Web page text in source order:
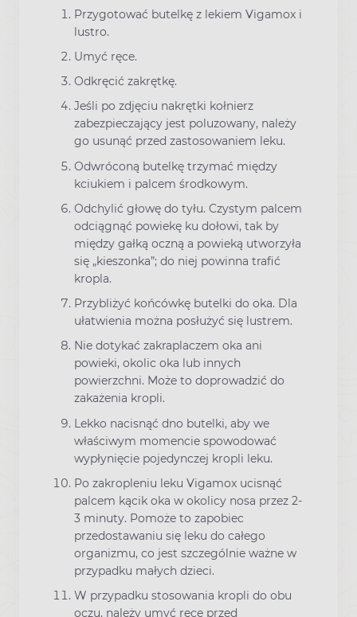
Przygotować butelkę z lekiem Vigamox i
lustro.
Umyć ręce.
Odkręcić zakrętkę.
Jeśli po zdjęciu nakrętki kołnierz
zabezpieczający jest poluzowany, należy
go usunąć przed zastosowaniem leku.
Odwróconą butelkę trzymać między
kciukiem i palcem środkowym.
Odchylić głowę do tyłu. Czystym palcem
odciągnąć powiekę ku dołowi, tak by
między gałką oczną a powieką utworzyła
się „kieszonka”; do niej powinna trafić
kropla.
Przybliżyć końcówkę butelki do oka. Dla
ułatwienia można posłużyć się lustrem.
Nie dotykać zakraplaczem oka ani
powieki, okolic oka lub innych
powierzchni. Może to doprowadzić do
zakażenia kropli.
Lekko nacisnąć dno butelki, aby we
właściwym momencie spowodować
wypłynięcie pojedynczej kropli leku.
Po zakropleniu leku Vigamox ucisnąć
palcem kącik oka w okolicy nosa przez 2-
3 minuty. Pomoże to zapobiec
przedostawaniu się leku do całego
organizmu, co jest szczególnie ważne w
przypadku małych dzieci.
W przypadku stosowania kropli do obu
oczu, należy umyć ręce przed